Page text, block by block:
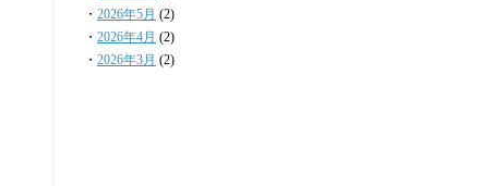
・ 2026年5月 (2)
・ 2026年4月 (2)
・ 2026年3月 (2)